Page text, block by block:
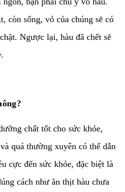
còn sống, vỏ của chúng sẽ có
Ngược lại, hàu đã chết sẽ
chất tốt cho sức khỏe,
quá thường xuyên có thể dẫn
cực đến sức khỏe, đặc biệt là
cách như ăn thịt hàu chưa